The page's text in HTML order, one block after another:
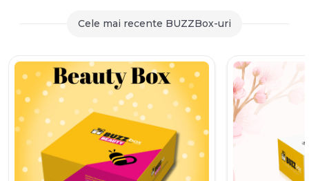
290,00 lei.
79,90 lei.
Cele mai recente BUZZBox-uri